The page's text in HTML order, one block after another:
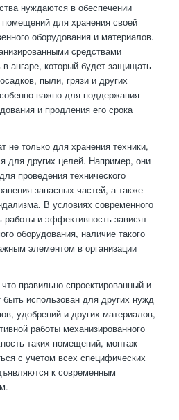
нуждаются в обеспечении
для хранения своей
оборудования и материалов.
средствами
в ангаре, который будет защищать
пыли, грязи и других
важно для поддержания
и продления его срока
не только для хранения техники,
для других целей. Например, они
проведения технического
запасных частей, а также
В условиях современного
работы и эффективность зависят
оборудования, наличие такого
элементом в организации
правильно спроектированный и
использован для других нужд
удобрений и других материалов,
работы механизированного
таких помещений, монтаж
с учетом всех специфических
к современным